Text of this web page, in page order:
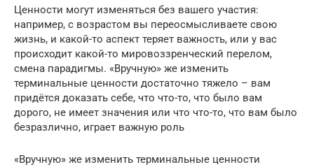
Ценности могут изменяться без вашего участия:
например, с возрастом вы переосмысливаете свою
жизнь, и какой-то аспект теряет важность, или у вас
происходит какой-то мировоззренческий перелом,
смена парадигмы. «Вручную» же изменить
терминальные ценности достаточно тяжело – вам
придётся доказать себе, что что-то, что было вам
дорого, не имеет значения или что что-то, что вам было
безразлично, играет важную роль
«Вручную» же изменить терминальные ценности